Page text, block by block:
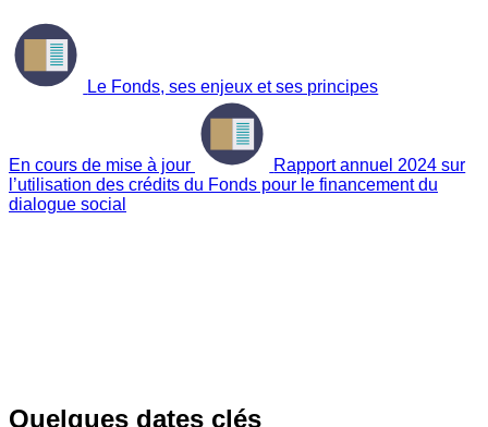
Le Fonds, ses enjeux et ses principes
En cours de mise à jour
Rapport annuel 2024 sur
l’utilisation des crédits du Fonds pour le financement du
dialogue social
Quelques dates clés